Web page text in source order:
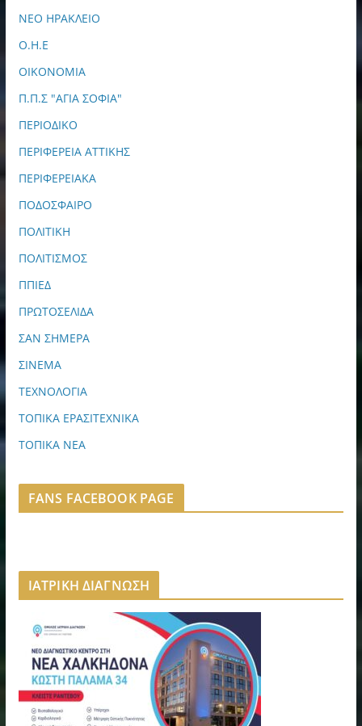
ΝΕΟ ΗΡΑΚΛΕΙΟ
Ο.Η.Ε
ΟΙΚΟΝΟΜΙΑ
Π.Π.Σ "ΑΓΙΑ ΣΟΦΙΑ"
ΠΕΡΙΟΔΙΚΟ
ΠΕΡΙΦΕΡΕΙΑ ΑΤΤΙΚΗΣ
ΠΕΡΙΦΕΡΕΙΑΚΑ
ΠΟΔΟΣΦΑΙΡΟ
ΠΟΛΙΤΙΚΗ
ΠΟΛΙΤΙΣΜΟΣ
ΠΠΙΕΔ
ΠΡΩΤΟΣΕΛΙΔΑ
ΣΑΝ ΣΗΜΕΡΑ
ΣΙΝΕΜΑ
ΤΕΧΝΟΛΟΓΙΑ
ΤΟΠΙΚΑ ΕΡΑΣΙΤΕΧΝΙΚΑ
ΤΟΠΙΚΑ ΝΕΑ
FANS FACEBOOK PAGE
ΙΑΤΡΙΚΗ ΔΙΑΓΝΩΣΗ